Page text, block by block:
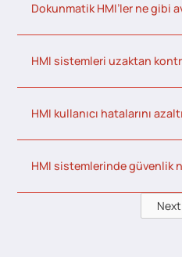
Dokunmatik HMI’ler ne gibi
HMI sistemleri uzaktan
HMI kullanıcı hatalarını
HMI sistemlerinde güvenlik
Next